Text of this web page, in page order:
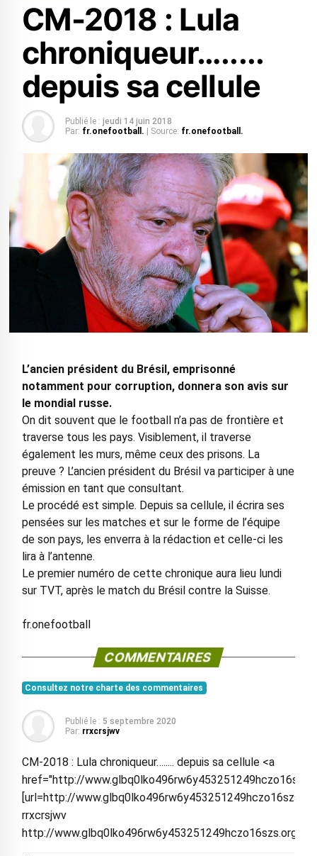
CM-2018 : Lula
chroniqueur….....
depuis sa cellule
Publié le : jeudi 14 juin 2018
Par: fr.onefootball. | Source: fr.onefootball.
L’ancien président du Brésil, emprisonné
notamment pour corruption, donnera son avis sur
le mondial russe.
On dit souvent que le football n’a pas de frontière et
traverse tous les pays. Visiblement, il traverse
également les murs, même ceux des prisons. La
preuve ? L’ancien président du Brésil va participer à une
émission en tant que consultant.
Le procédé est simple. Depuis sa cellule, il écrira ses
pensées sur les matches et sur le forme de l’équipe
de son pays, les enverra à la rédaction et celle-ci les
lira à l’antenne.
Le premier numéro de cette chronique aura lieu lundi
sur TVT, après le match du Brésil contre la Suisse.
fr.onefootball
COMMENTAIRES
Consultez notre charte des commentaires
Publié le : 5 septembre 2020
Par: rrxcrsjwv
CM-2018 : Lula chroniqueur…..... depuis sa cellule <a
href="http://
[url=http://
rrxcrsjwv
http://www.glbq0lko496rw6y453251249hczo16szs.org/